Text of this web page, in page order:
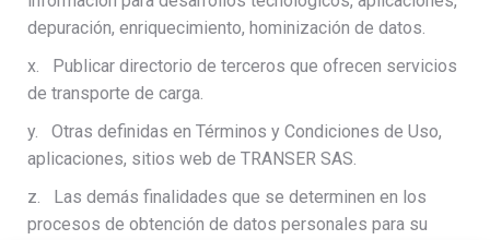
depuración, enriquecimiento, hominización de datos.
x. Publicar directorio de terceros que ofrecen servicios
de transporte de carga.
y. Otras definidas en Términos y Condiciones de Uso,
aplicaciones, sitios web de TRANSER SAS.
z. Las demás finalidades que se determinen en los
procesos de obtención de datos personales para su